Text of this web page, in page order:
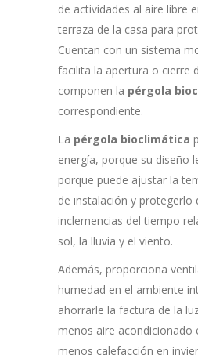
de actividades al aire libre
terraza de la casa para
Cuentan con un sistema
facilita la apertura o cierre
componen la pérgola
correspondiente.
La pérgola bioclimática
energía, porque su diseño
porque puede ajustar la
de instalación y protegerlo
inclemencias del tiempo
sol, la lluvia y el viento.
Además, proporciona
humedad en el ambiente
ahorrarle la factura de la
menos aire acondicionado
menos calefacción en